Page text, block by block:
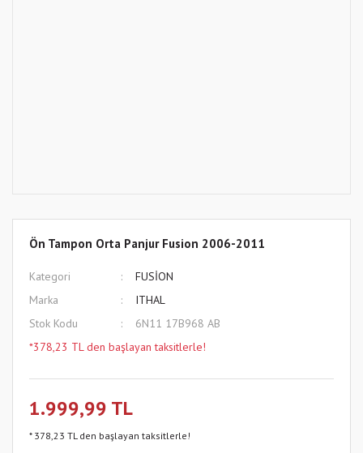
Ön Tampon Orta Panjur Fusion 2006-2011
Kategori
FUSİON
Marka
ITHAL
Stok Kodu
6N11 17B968 AB
*378,23 TL den başlayan taksitlerle!
1.999,99 TL
* 378,23 TL den başlayan taksitlerle!